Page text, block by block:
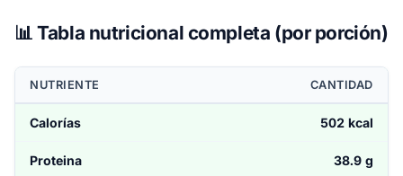
📊 Tabla nutricional completa (por porción)
NUTRIENTE CANTIDAD
Calorías 502 kcal
Proteina 38.9 g